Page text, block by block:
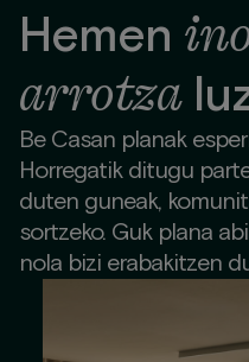
Hemen
arrotza
Be Casan planak
Horregatik ditugu
duten guneak,
sortzeko. Guk plana
nola bizi erabakitzen